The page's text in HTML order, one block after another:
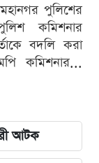
পুলিশের
কমিশনার
বদলি করা
কমিশনার...
আটক